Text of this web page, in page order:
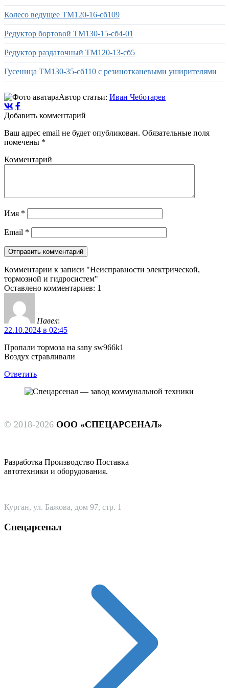
Колесо ведущее ТМ120-16-сб109
Редуктор бортовой ТМ130-15-сб4-01
Редуктор раздаточный ТМ120-13-сб5
Гусеница ТМ130-35-сб110 с резинотканевыми уширителями
Автор статьи: Иван Чеботарев
Добавить комментарий
Ваш адрес email не будет опубликован. Обязательные поля
помечены *
Комментарий
Имя *
Email *
Комментарии к записи "Неисправности электрической,
тормозной и гидросистем"
Оставлено комментариев: 1
Павел:
22.10.2024 в 02:45
Пропали тормоза на sany sw966k1
Воздух стравливали
Ответить
© 2018-2026 ООО «СПЕЦАРСЕНАЛ»
Разработка Производство Поставка
автотехники и оборудования.
Курган, ул. Бажова, дом 97, стр. 1
Спецарсенал